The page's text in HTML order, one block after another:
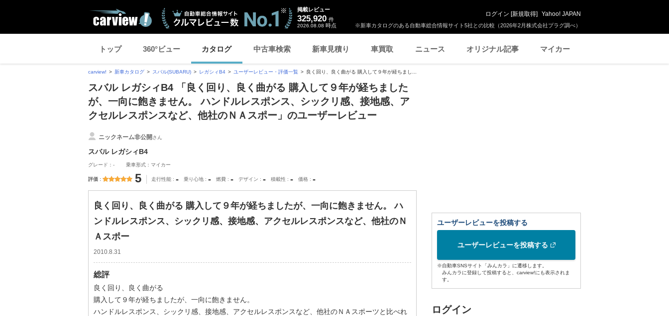
※新車カタログのある自動車総合情報サイト5社との比較（2026年2月株式会社プラグ調べ）
掲載レビュー
325,920 件
2026.08.08 時点
ログイン [新規取得] Yahoo! JAPAN
トップ 360°ビュー カタログ 中古車検索 新車見積り 車買取 ニュース オリジナル記事 マイカー
carview! 新車カタログ スバル(SUBARU) レガシィB4 ユーザーレビュー・評価一覧 良く回り、良く曲がる 購入して９年が経ちまし...
スバル レガシィB4 「良く回り、良く曲がる 購入して９年が経ちました
が、一向に飽きません。 ハンドルレスポンス、シックリ感、接地感、ア
クセルレスポンスなど、他社のＮＡスポー」のユーザーレビュー
ニックネーム非公開さん
スバル レガシィB4
グレード：- 乗車形式：マイカー
評価 5 走行性能 - 乗り心地 - 燃費 - デザイン - 積載性 - 価格 -
良く回り、良く曲がる 購入して９年が経ちましたが、一向に飽きません。 ハ
ンドルレスポンス、シックリ感、接地感、アクセルレスポンスなど、他社のＮ
Ａスポー
2010.8.31
総評
良く回り、良く曲がる
購入して９年が経ちましたが、一向に飽きません。
ハンドルレスポンス、シックリ感、接地感、アクセルレスポンスなど、他社のＮＡスポーツと比べれ
ユーザーレビューを投稿する
ユーザーレビューを投稿する
※自動車SNSサイト「みんカラ」に遷移します。
みんカラに登録して投稿すると、carview!にも表示されま
す。
ログイン